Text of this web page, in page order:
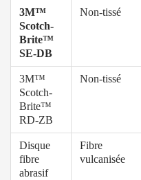
3M™
Scotch-
Brite™
SE-DB
Non-tissé
3M™
Scotch-
Brite™
RD-ZB
Non-tissé
Disque
fibre
abrasif
Fibre
vulcanisée